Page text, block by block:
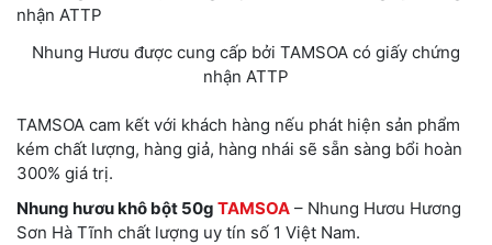
Nhung Hươu được cung cấp bởi TAMSOA có giấy chứng
nhận ATTP
TAMSOA cam kết với khách hàng nếu phát hiện sản phẩm
kém chất lượng, hàng giả, hàng nhái sẽ sẵn sàng bổi hoàn
300% giá trị.
Nhung hươu khô bột 50g TAMSOA – Nhung Hươu Hương
Sơn Hà Tĩnh chất lượng uy tín số 1 Việt Nam.